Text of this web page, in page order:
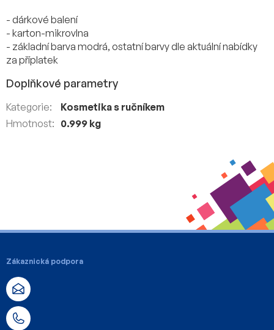
- dárkové balení
- karton-mikrovlna
- základní barva modrá, ostatní barvy dle aktuální nabídky
za příplatek
Doplňkové parametry
Kategorie:
Kosmetika s ručníkem
Hmotnost: 0.999 kg
Zákaznická podpora